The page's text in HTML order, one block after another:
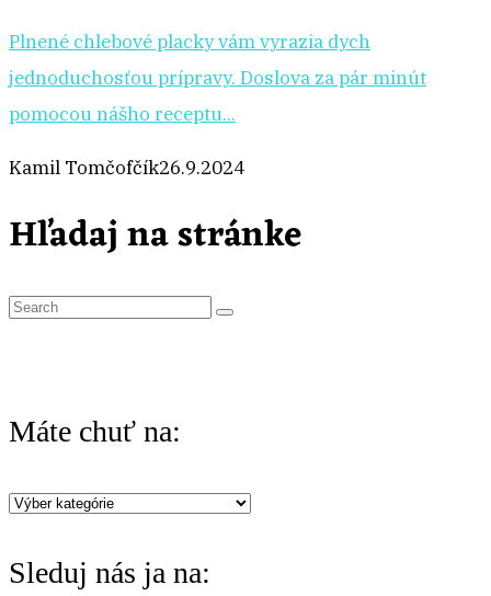
Plnené chlebové placky vám vyrazia dych
jednoduchosťou prípravy. Doslova za pár minút
pomocou nášho receptu...
Kamil Tomčofčík26.9.2024
Hľadaj na stránke
S
c
f
o
Máte chuť na:
Máte
na:
Sleduj nás ja na: